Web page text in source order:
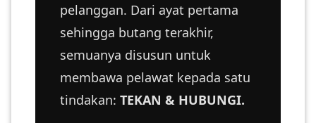
pelanggan. Dari ayat pertama
sehingga butang terakhir,
semuanya disusun untuk
membawa pelawat kepada satu
tindakan: TEKAN & HUBUNGI.
SINGAPORE(0)
BRUNEI(0)